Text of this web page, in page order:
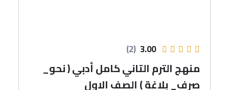
3.00
(2)
منهج الترم التاني كامل أدبي ( نحو_
صرف_ بلاغة ) الصف الاول